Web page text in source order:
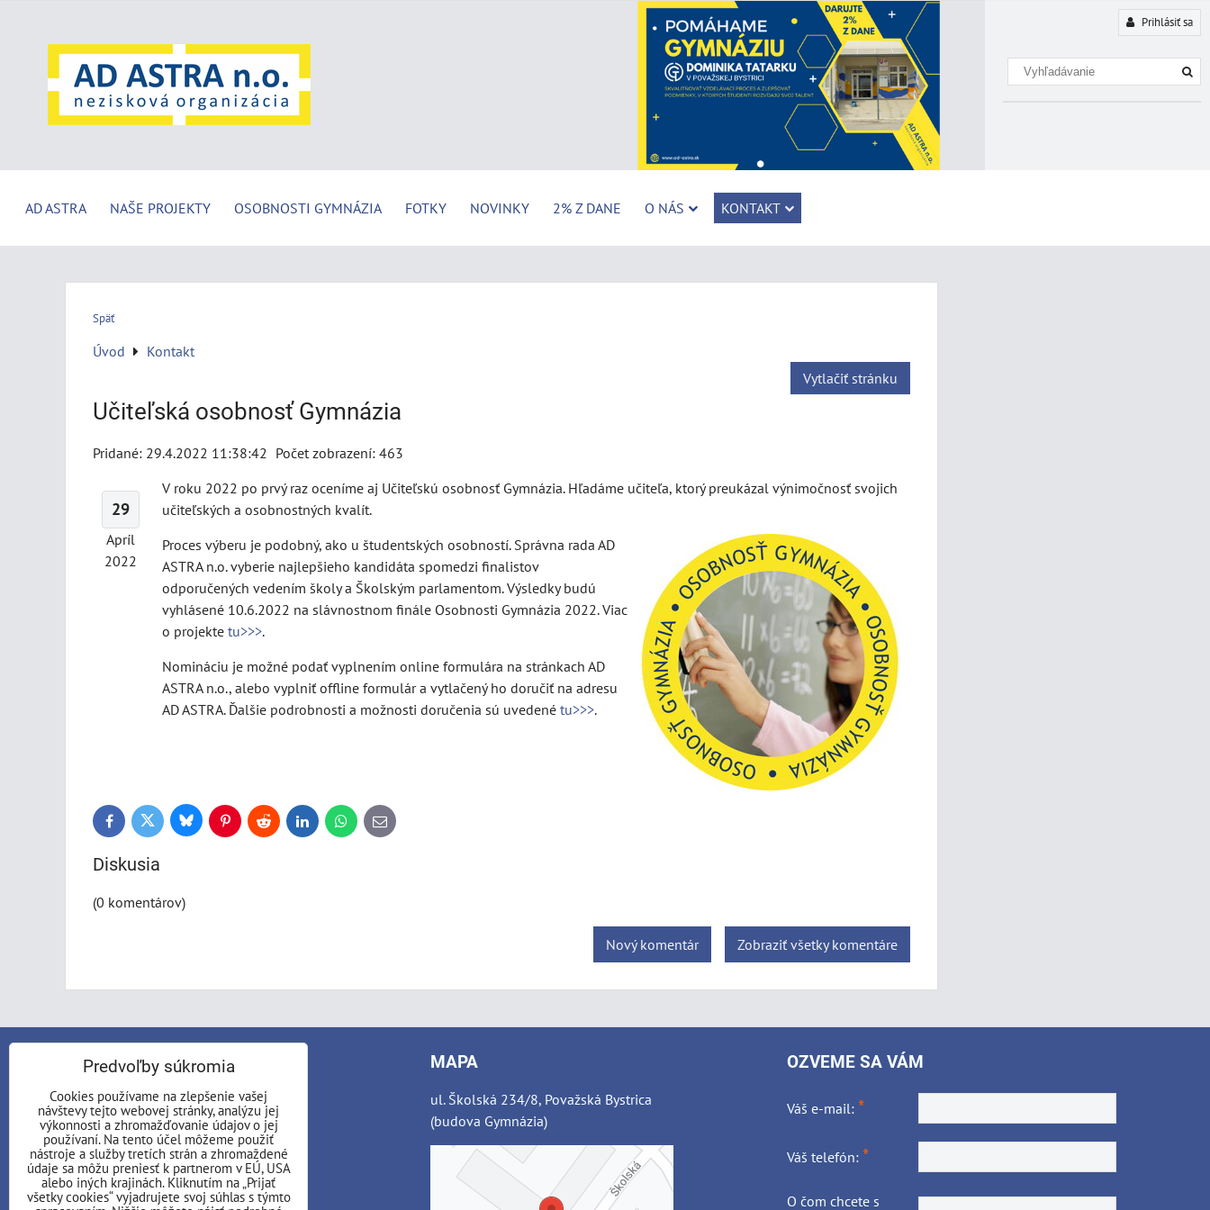
Prihlásiť sa
AD ASTRA NAŠE PROJEKTY OSOBNOSTI GYMNÁZIA FOTKY NOVINKY 2% Z DANE O NÁS KONTAKT
Späť
Úvod
Kontakt
Vytlačiť stránku
Učiteľská osobnosť Gymnázia
Pridané: 29.4.2022 11:38:42 Počet zobrazení: 463
29
Apríl
2022
V roku 2022 po prvý raz oceníme aj Učiteľskú osobnosť Gymnázia. Hľadáme učiteľa, ktorý preukázal výnimočnosť svojich
učiteľských a osobnostných kvalít.
Proces výberu je podobný, ako u študentských osobností. Správna rada AD
ASTRA n.o. vyberie najlepšieho kandidáta spomedzi finalistov
odporučených vedením školy a Školským parlamentom. Výsledky budú
vyhlásené 10.6.2022 na slávnostnom finále Osobnosti Gymnázia 2022. Viac
o projekte tu>>>.
Nomináciu je možné podať vyplnením online formulára na stránkach AD
ASTRA n.o., alebo vyplniť offline formulár a vytlačený ho doručiť na adresu
AD ASTRA. Ďalšie podrobnosti a možnosti doručenia sú uvedené tu>>>.
FacebookTwitter BlueskyPinterestReddit LinkedInWhatsApp
E-
mail
Diskusia
(0 komentárov)
Zobraziť všetky komentáre
Nový komentár
KONTAKT
AD ASTRA, n.o.
ul. Školská 234/8
01701 Považská Bystrica
Telefón:
+421 907 744 237
MAPA
ul. Školská 234/8, Považská Bystrica
(budova Gymnázia)
OZVEME SA VÁM
Váš e-mail: *
Váš telefón: *
O čom chcete s
Predvoľby súkromia
Cookies používame na zlepšenie vašej
návštevy tejto webovej stránky, analýzu jej
výkonnosti a zhromažďovanie údajov o jej
používaní. Na tento účel môžeme použiť
nástroje a služby tretích strán a zhromaždené
údaje sa môžu preniesť k partnerom v EÚ, USA
alebo iných krajinách. Kliknutím na „Prijať
všetky cookies“ vyjadrujete svoj súhlas s týmto